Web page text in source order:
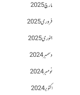
مارچ 2025
فروری 2025
جنوری 2025
دسمبر 2024
نومبر 2024
اکتوبر 2024